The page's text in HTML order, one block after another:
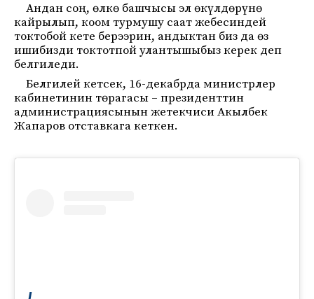
Андан соң, өлкө башчысы эл өкүлдөрүнө
кайрылып, коом турмушу саат жебесиндей
токтобой кете берээрин, андыктан биз да өз
ишибизди токтотпой улантышыбыз керек деп
белгиледи.
Белгилей кетсек, 16-декабрда министрлер
кабинетинин төрагасы – президенттин
администрациясынын жетекчиси Акылбек
Жапаров отставкага кеткен.